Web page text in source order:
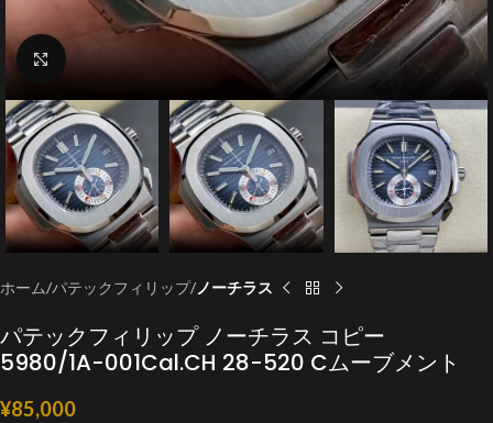
クリックで拡大
ホーム パテックフィリップ ノーチラス
パテックフィリップ ノーチラス コピー
5980/1A-001Cal.CH 28-520 Cムーブメント
¥85,000